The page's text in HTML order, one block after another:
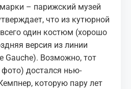
– парижский музей
что из кутюрной
один костюм (хорошо
версия из линии
Gauche). Возможно, тот
достался нью-
которую пару лет